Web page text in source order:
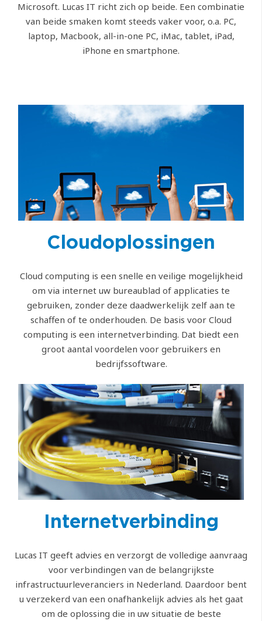
Microsoft. Lucas IT richt zich op beide. Een combinatie
van beide smaken komt steeds vaker voor, o.a. PC,
laptop, Macbook, all-in-one PC, iMac, tablet, iPad,
iPhone en smartphone.
Cloudoplossingen
Cloud computing is een snelle en veilige mogelijkheid
om via internet uw bureaublad of applicaties te
gebruiken, zonder deze daadwerkelijk zelf aan te
schaffen of te onderhouden. De basis voor Cloud
computing is een internetverbinding. Dat biedt een
groot aantal voordelen voor gebruikers en
bedrijfssoftware.
Internetverbinding
Lucas IT geeft advies en verzorgt de volledige aanvraag
voor verbindingen van de belangrijkste
infrastructuurleveranciers in Nederland. Daardoor bent
u verzekerd van een onafhankelijk advies als het gaat
om de oplossing die in uw situatie de beste